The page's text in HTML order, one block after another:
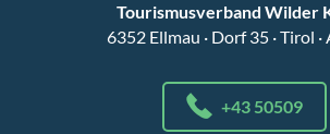
Tourismusverband Wilder
6352 Ellmau · Dorf 35 · Tirol
+43 50509